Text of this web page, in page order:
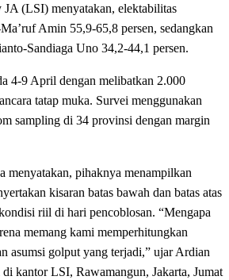
(LSI) menyatakan, elektabilitas
Amin 55,9-65,8 persen, sedangkan
Sandiaga Uno 34,2-44,1 persen.
4-9 April dengan melibatkan 2.000
tatap muka. Survei menggunakan
sampling di 34 provinsi dengan margin
menyatakan, pihaknya menampilkan
kisaran batas bawah dan batas atas
riil di hari pencoblosan. “Mengapa
memang kami memperhitungkan
asumsi golput yang terjadi,” ujar Ardian
di kantor LSI, Rawamangun, Jakarta, Jumat